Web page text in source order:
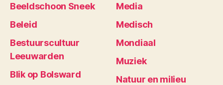
Beeldschoon Sneek
Beleid
Bestuurscultuur
Leeuwarden
Blik op Bolsward
Media
Medisch
Mondiaal
Muziek
Natuur en milieu